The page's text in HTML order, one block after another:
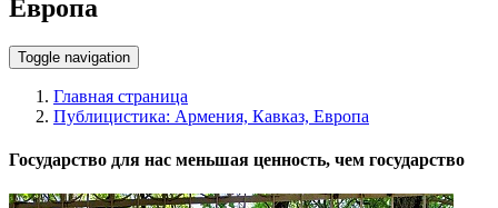
Европа
Toggle navigation
Главная страница
Публицистика: Армения, Кавказ, Европа
Государство для нас меньшая ценность, чем государство